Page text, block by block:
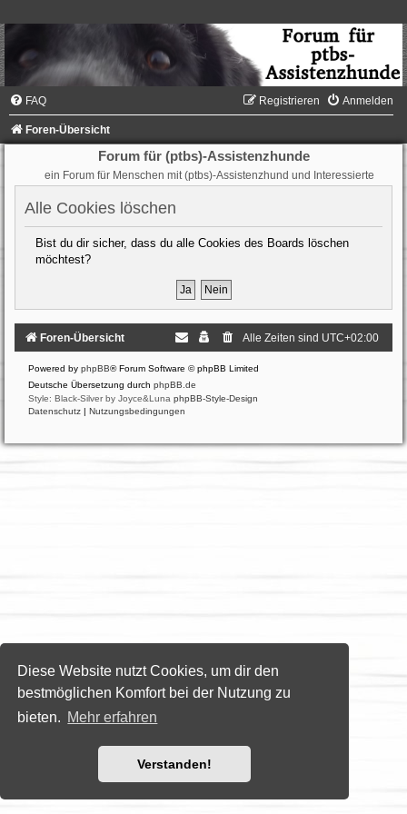
Diese Website nutzt Cookies, um dir den
bestmöglichen Komfort bei der Nutzung zu
bieten. Mehr erfahren
Verstanden!
FAQ Anmelden
Registrieren
Foren-Übersicht
Forum für (ptbs)-Assistenzhunde
ein Forum für Menschen mit (ptbs)-Assistenzhund und Interessierte
Alle Cookies löschen
Bist du dir sicher, dass du alle Cookies des Boards löschen
möchtest?
Foren-Übersicht Alle Zeiten sind UTC+02:00
Powered by phpBB® Forum Software © phpBB Limited
Deutsche Übersetzung durch phpBB.de
Style: Black-Silver by Joyce&Luna phpBB-Style-Design
Datenschutz | Nutzungsbedingungen